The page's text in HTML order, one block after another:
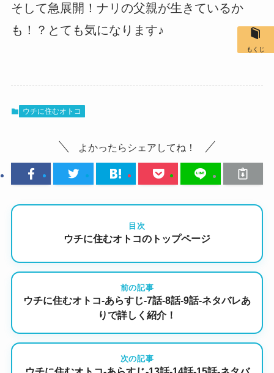
そして急展開！ナリの父親が生きているか
も！？とても気になります♪
ウチに住むオトコ
よかったらシェアしてね！
目次
ウチに住むオトコのトップページ
前の記事
ウチに住むオトコ-あらすじ-7話-8話-9話-ネタバレあ
りで詳しく紹介！
次の記事
もくじ